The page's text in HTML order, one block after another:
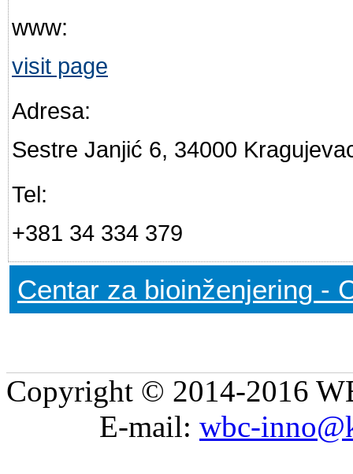
www:
visit page
Adresa:
Sestre Janjić 6, 34000
Tel:
+381 34 334 379
Centar za bioinženjering -
Copyright © 2014-2016
E-mail: wbc-